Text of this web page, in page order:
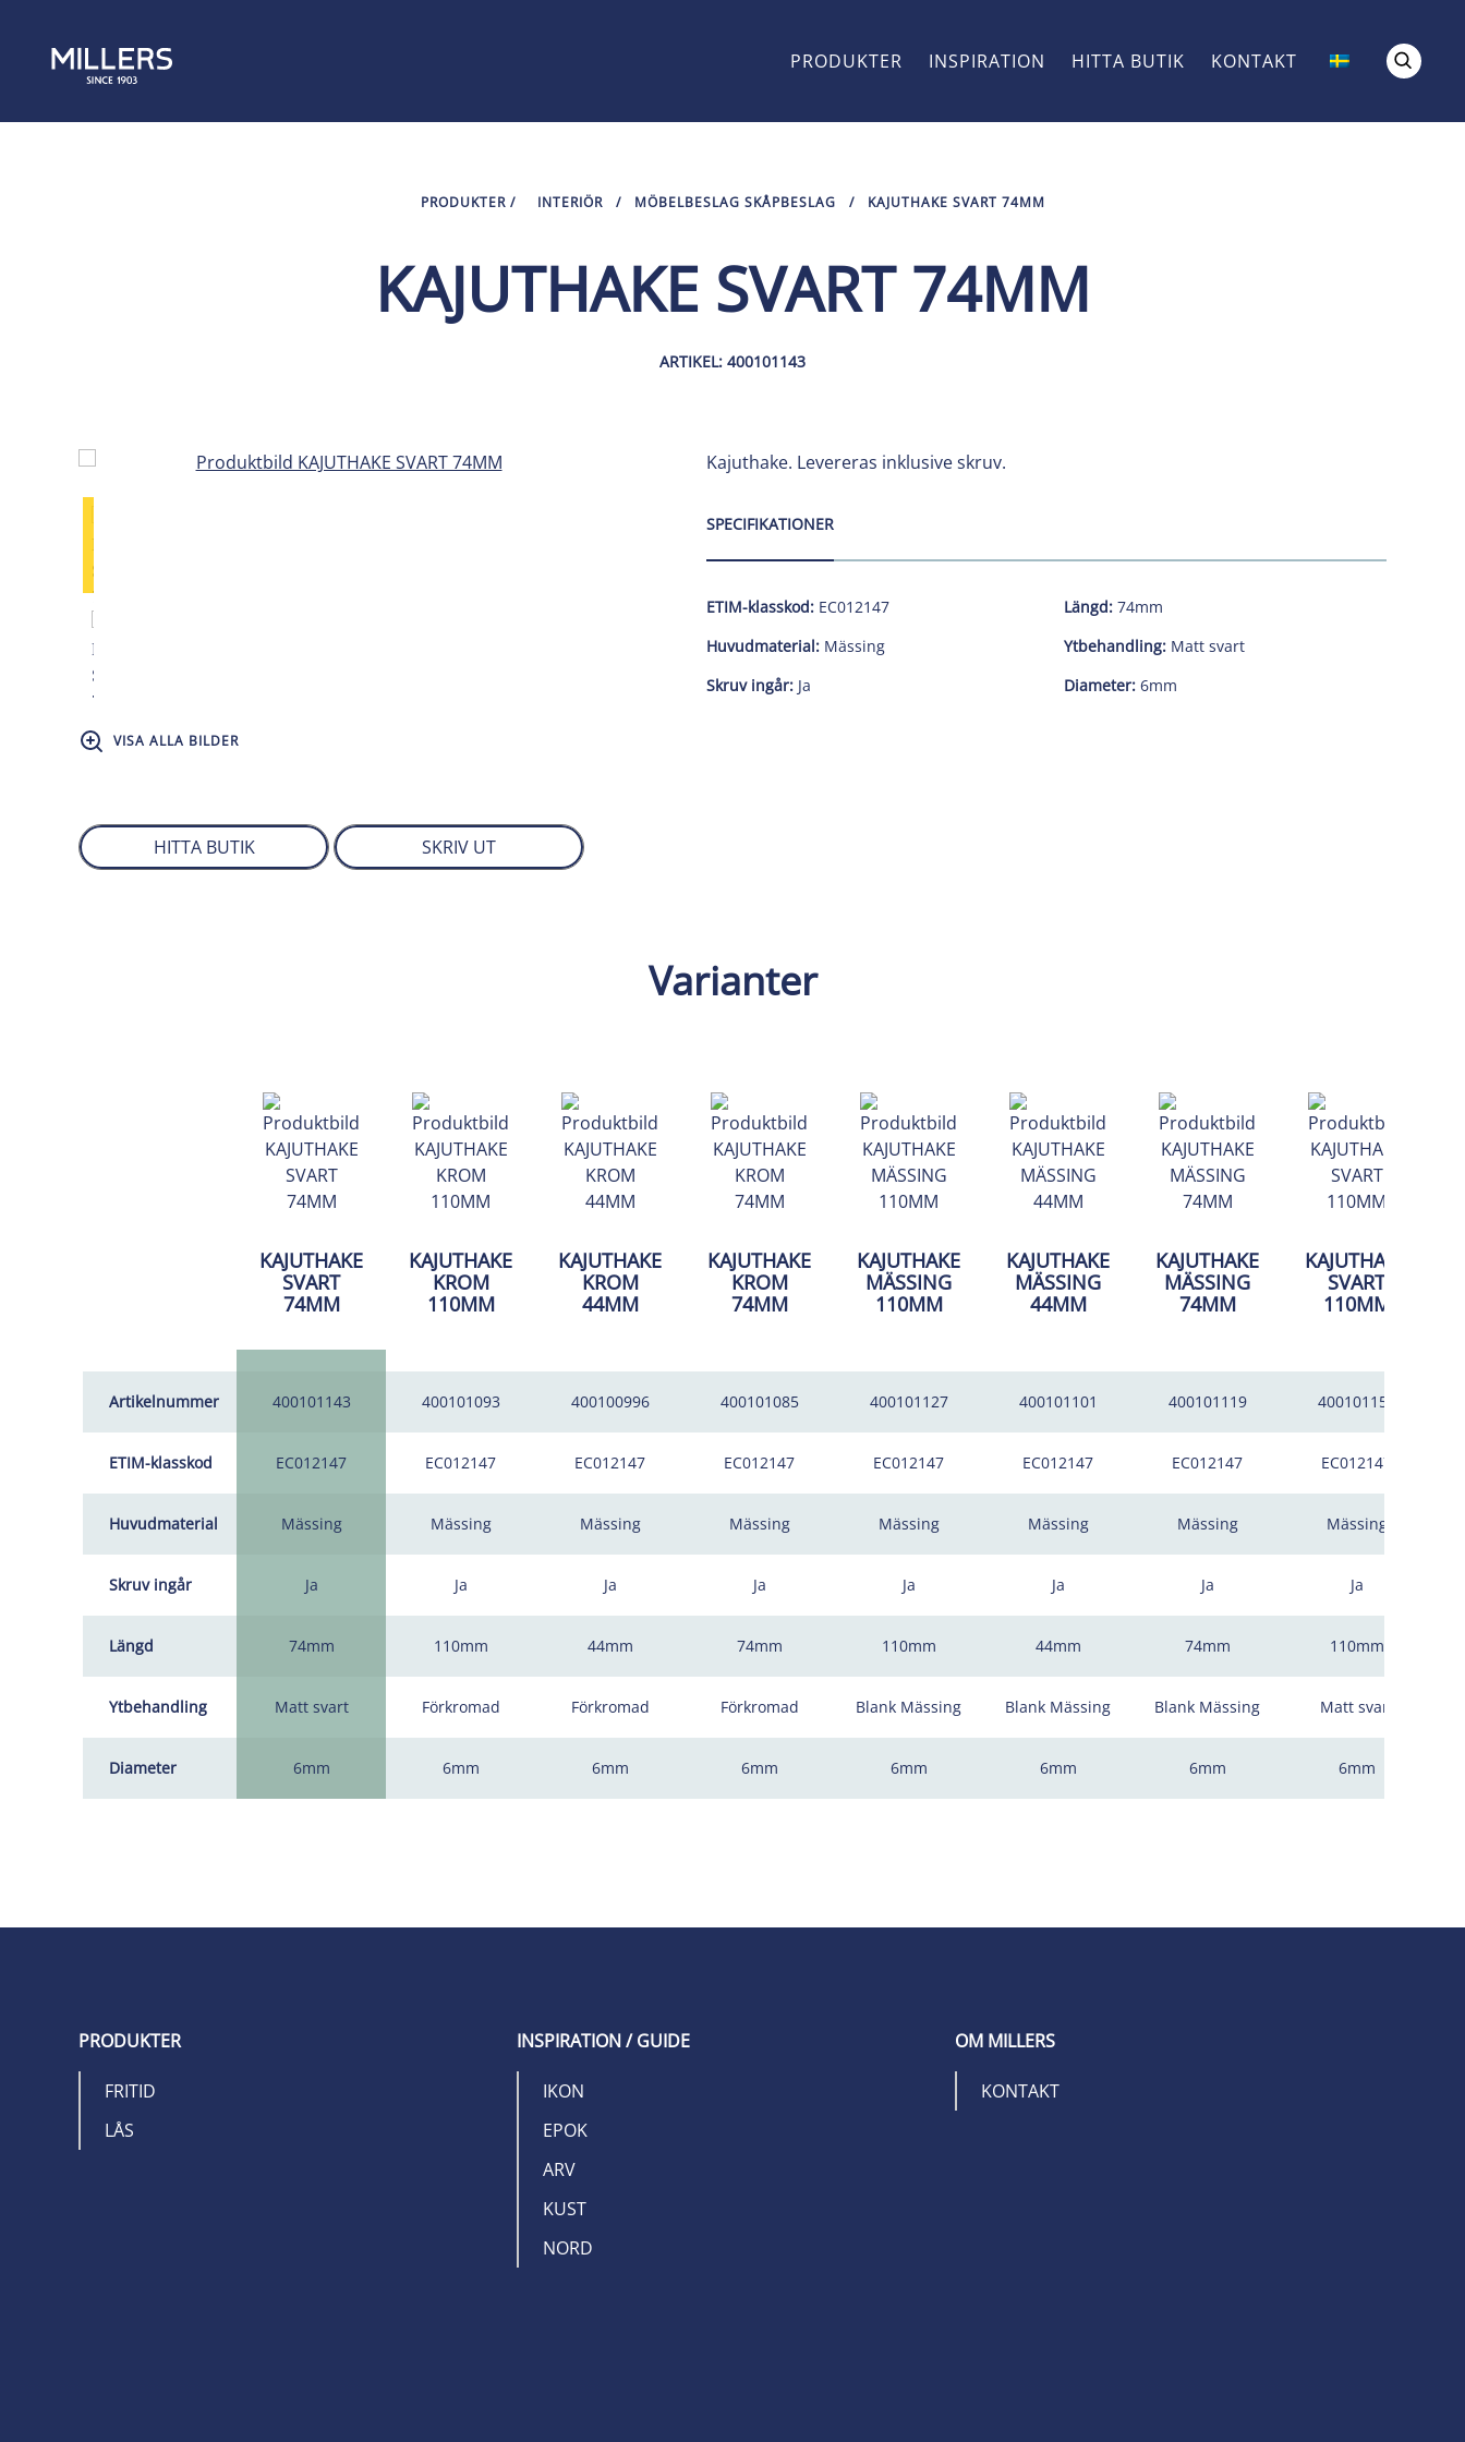
PRODUKTER INSPIRATION HITTA BUTIK KONTAKT
PRODUKTER/ INTERIÖR / MÖBELBESLAG SKÅPBESLAG / KAJUTHAKE SVART 74MM
KAJUTHAKE SVART 74MM
ARTIKEL: 400101143
VISA ALLA BILDER
HITTA BUTIK SKRIV UT
Kajuthake. Levereras inklusive skruv.
SPECIFIKATIONER
ETIM-klasskod: EC012147
Huvudmaterial: Mässing
Skruv ingår: Ja
Längd: 74mm
Ytbehandling: Matt svart
Diameter: 6mm
Varianter
Artikelnummer
ETIM-klasskod
Huvudmaterial
Skruv ingår
Längd
Ytbehandling
Diameter
KAJUTHAKE
SVART
74MM
400101143
EC012147
Mässing
Ja
74mm
Matt svart
6mm
KAJUTHAKE
KROM
110MM
400101093
EC012147
Mässing
Ja
110mm
Förkromad
6mm
KAJUTHAKE
KROM
44MM
400100996
EC012147
Mässing
Ja
44mm
Förkromad
6mm
KAJUTHAKE
KROM
74MM
400101085
EC012147
Mässing
Ja
74mm
Förkromad
6mm
KAJUTHAKE
MÄSSING
110MM
400101127
EC012147
Mässing
Ja
110mm
Blank Mässing
6mm
KAJUTHAKE
MÄSSING
44MM
400101101
EC012147
Mässing
Ja
44mm
Blank Mässing
6mm
KAJUTHAKE
MÄSSING
74MM
400101119
EC012147
Mässing
Ja
74mm
Blank Mässing
6mm
KAJUTHAKE
SVART
110MM
400101150
EC012147
Mässing
Ja
110mm
Matt svart
6mm
PRODUKTER
FRITID
LÅS
INSPIRATION / GUIDE
IKON
EPOK
ARV
KUST
NORD
OM MILLERS
KONTAKT